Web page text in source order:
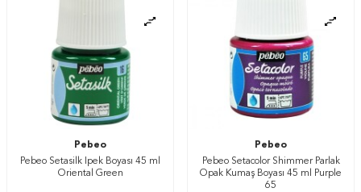
Pebeo
Pebeo Setasilk İpek Boyası 45 ml
Oriental Green
Pebeo
Pebeo Setacolor Shimmer Parlak
Opak Kumaş Boyası 45 ml Purple
65